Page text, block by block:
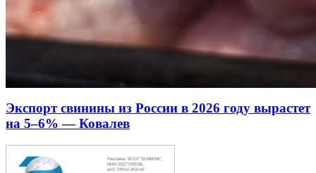
Экспорт свинины из России в 2026 году вырастет
на 5–6% — Ковалев